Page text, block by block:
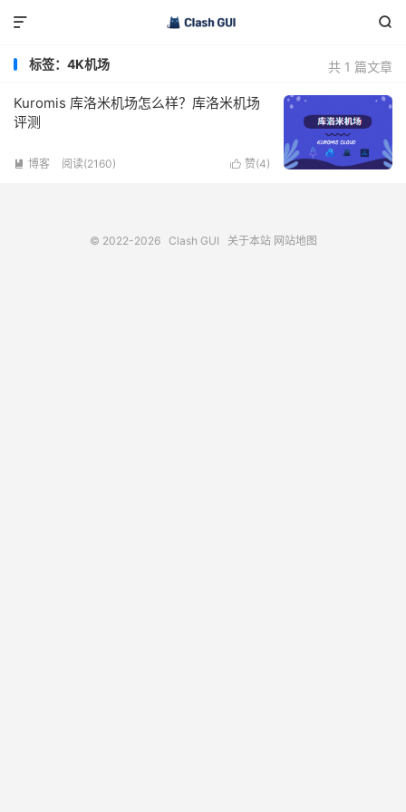


共 1 篇文章
标签：4K机场
Kuromis 库洛米机场怎么样？库洛米机场
评测
 赞(4)
 博客 阅读(2160)
© 2022-2026 Clash GUI 关于本站 网站地图